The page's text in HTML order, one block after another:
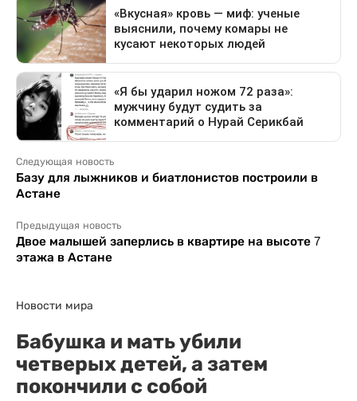
Следующая новость
Базу для лыжников и биатлонистов построили в
Астане
Предыдущая новость
Двое малышей заперлись в квартире на высоте 7
этажа в Астане
Новости мира
Бабушка и мать убили
четверых детей, а затем
покончили с собой